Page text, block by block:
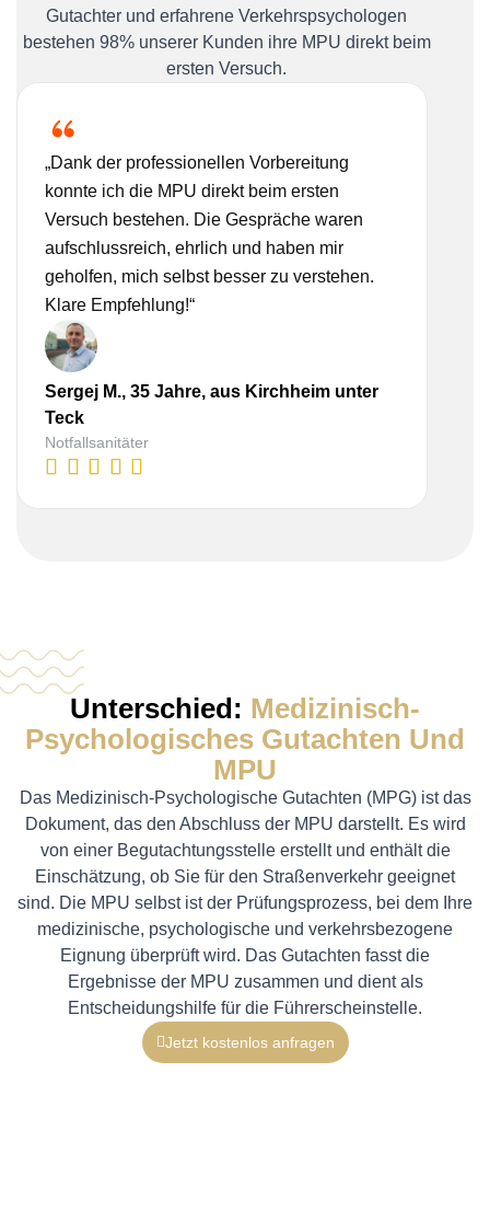
Gutachter und erfahrene Verkehrspsychologen
bestehen 98% unserer Kunden ihre MPU direkt beim
ersten Versuch.
„Dank der professionellen Vorbereitung
konnte ich die MPU direkt beim ersten
Versuch bestehen. Die Gespräche waren
aufschlussreich, ehrlich und haben mir
geholfen, mich selbst besser zu verstehen.
Klare Empfehlung!“
Sergej M., 35 Jahre, aus Kirchheim unter
Teck
Notfallsanitäter
Unterschied: Medizinisch-
Psychologisches Gutachten Und
MPU
Das Medizinisch-Psychologische Gutachten (MPG) ist das
Dokument, das den Abschluss der MPU darstellt. Es wird
von einer Begutachtungsstelle erstellt und enthält die
Einschätzung, ob Sie für den Straßenverkehr geeignet
sind. Die MPU selbst ist der Prüfungsprozess, bei dem Ihre
medizinische, psychologische und verkehrsbezogene
Eignung überprüft wird. Das Gutachten fasst die
Ergebnisse der MPU zusammen und dient als
Entscheidungshilfe für die Führerscheinstelle.
Jetzt kostenlos anfragen